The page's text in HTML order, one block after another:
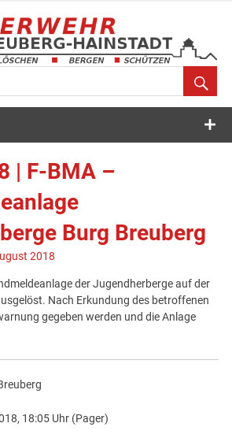
Feuerwehr
Breuberg-
Hainstadt
| F-BMA –
Burg Breuberg
2018
der Jugendherberge auf der
Nach Erkundung des betroffenen
gegeben werden und die Anlage
18:05 Uhr (Pager)